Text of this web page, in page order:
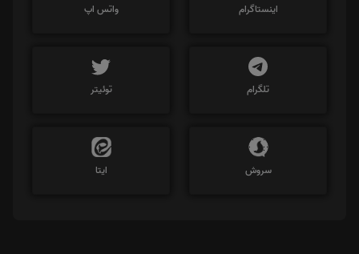
اینستاگرام واتس اپ
تلگرام توئیتر
سروش ایتا